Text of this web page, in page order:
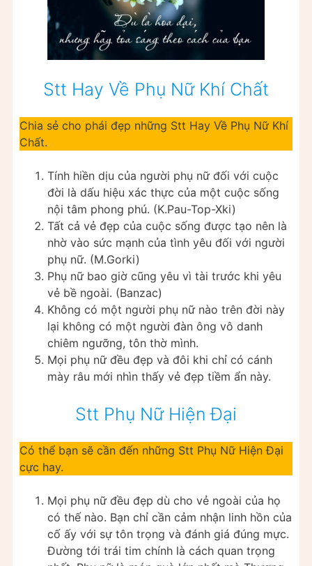
Stt Hay Về Phụ Nữ Khí Chất
Chia sẻ cho phái đẹp những Stt Hay Về Phụ Nữ Khí
Chất.
Tính hiền dịu của người phụ nữ đối với cuộc
đời là dấu hiệu xác thực của một cuộc sống
nội tâm phong phú. (K.Pau-Top-Xki)
Tất cả vẻ đẹp của cuộc sống được tạo nên là
nhờ vào sức mạnh của tình yêu đối với người
phụ nữ. (M.Gorki)
Phụ nữ bao giờ cũng yêu vì tài trước khi yêu
vẻ bề ngoài. (Banzac)
Không có một người phụ nữ nào trên đời này
lại không có một người đàn ông vô danh
chiêm ngưỡng, tôn thờ mình.
Mọi phụ nữ đều đẹp và đôi khi chỉ có cánh
mày râu mới nhìn thấy vẻ đẹp tiềm ẩn này.
Stt Phụ Nữ Hiện Đại
Có thể bạn sẽ cần đến những Stt Phụ Nữ Hiện Đại
cực hay.
Mọi phụ nữ đều đẹp dù cho vẻ ngoài của họ
có thế nào. Bạn chỉ cần cảm nhận linh hồn của
cố ấy với sự tôn trọng và đánh giá đúng mực.
Đường tới trái tim chính là cách quan trọng